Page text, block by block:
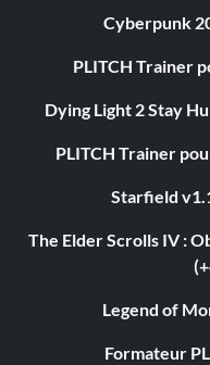
Cyberpunk
PLITCH Trainer
Dying Light 2 Stay
PLITCH Trainer
Starfield
The Elder Scrolls IV :
Legend of
Formateur